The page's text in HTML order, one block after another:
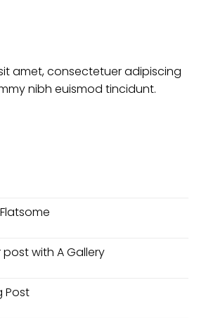
amet, consectetuer adipiscing
nibh euismod tincidunt.
with A Gallery
Post